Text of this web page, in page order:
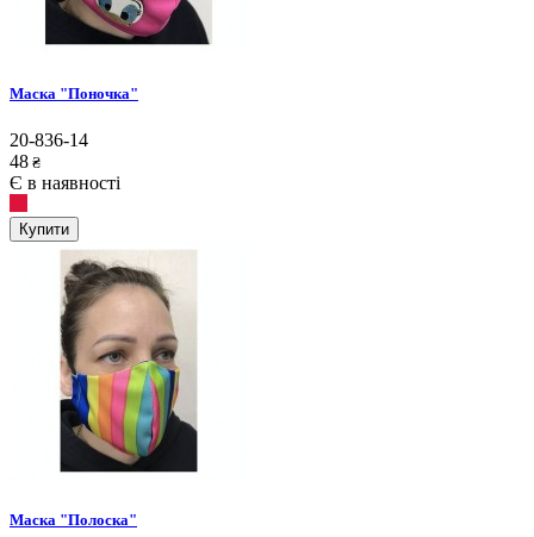
Маска "Поночка"
20-836-14
48 ₴
Є в наявності
Купити
Маска "Полоска"